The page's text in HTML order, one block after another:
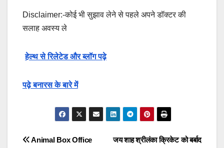
Disclaimer:-कोई भी सुझाव लेने से पहले अपने डॉक्टर की
सलाह अवस्य ले
हेल्थ से रिलेटेड और ब्लॉग पढ़े
पढ़े बनारस के बारे में
Post
जय शाह श्रीलंका क्रिकेट को बर्बाद
Animal Box Office